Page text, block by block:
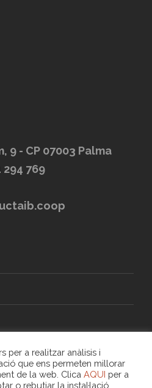
9 - CP 07003 Palma
294 769
per a realitzar anàlisis i
que ens permeten millorar
de la web. Clica AQUI per a
o rebutjar la instal·lació